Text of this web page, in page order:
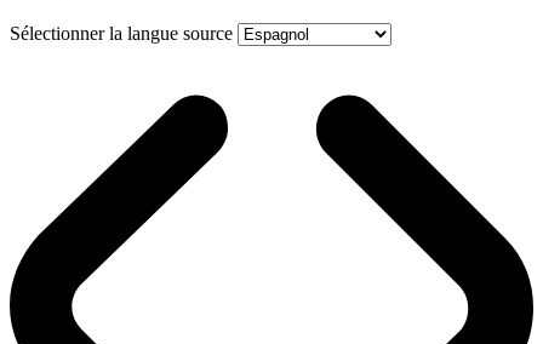
Sélectionner la langue source